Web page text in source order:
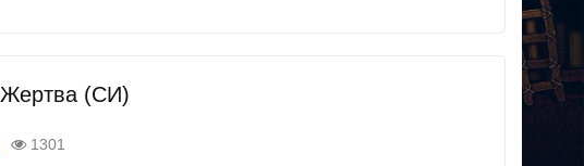
Жертва (СИ)
1301